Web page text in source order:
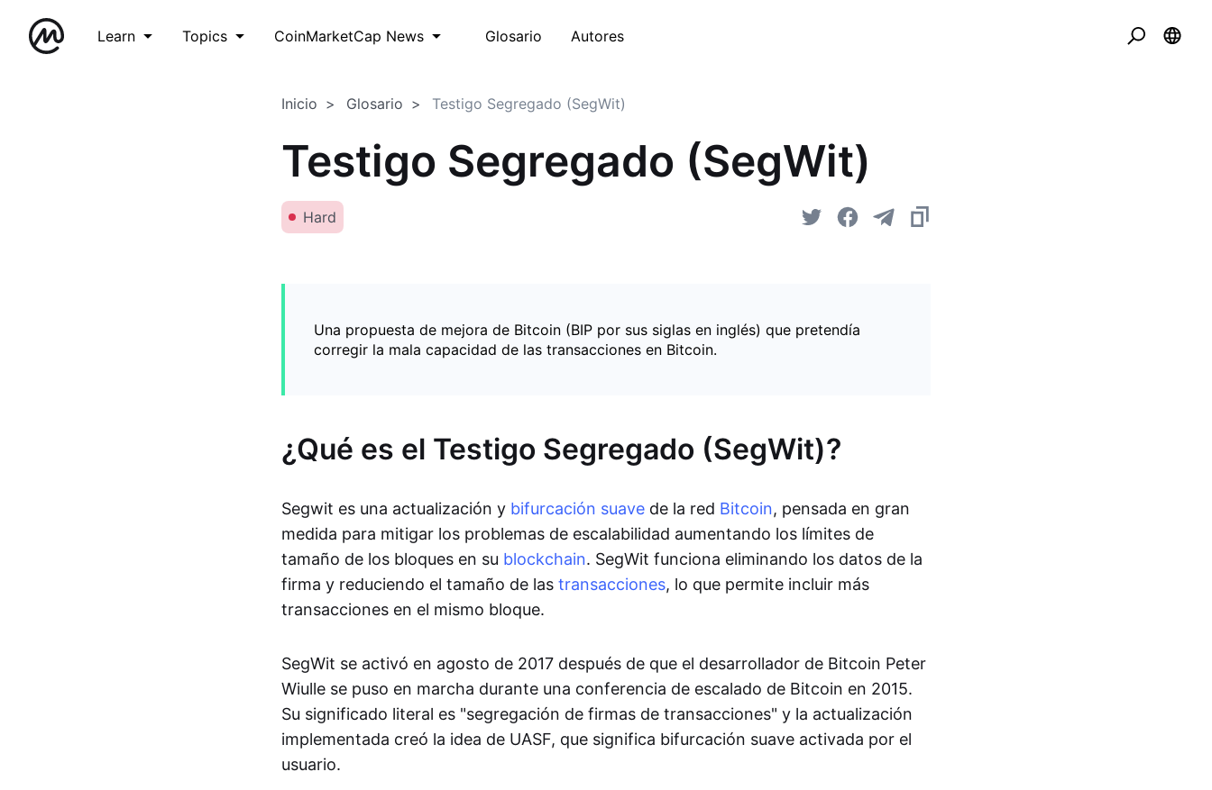
Learn Topics CoinMarketCap News Glosario Autores
Inicio Glosario Testigo Segregado (SegWit)
Testigo Segregado (SegWit)
Hard
Una propuesta de mejora de Bitcoin (BIP por sus siglas en inglés) que pretendía
corregir la mala capacidad de las transacciones en Bitcoin.
¿Qué es el Testigo Segregado (SegWit)?
Segwit es una actualización y bifurcación suave de la red Bitcoin, pensada en gran
medida para mitigar los problemas de escalabilidad aumentando los límites de
tamaño de los bloques en su blockchain. SegWit funciona eliminando los datos de la
firma y reduciendo el tamaño de las transacciones, lo que permite incluir más
transacciones en el mismo bloque.
SegWit se activó en agosto de 2017 después de que el desarrollador de Bitcoin Peter
Wiulle se puso en marcha durante una conferencia de escalado de Bitcoin en 2015.
Su significado literal es "segregación de firmas de transacciones" y la actualización
implementada creó la idea de UASF, que significa bifurcación suave activada por el
usuario.